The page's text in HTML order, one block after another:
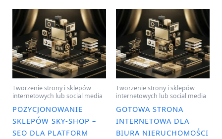
Tworzenie strony i sklepów
internetowych lub social media
POZYCJONOWANIE
SKLEPÓW SKY-SHOP –
SEO DLA PLATFORM
Tworzenie strony i sklepów
internetowych lub social media
GOTOWA STRONA
INTERNETOWA DLA
BIURA NIERUCHOMOŚCI